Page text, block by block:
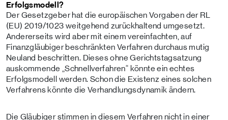
Erfolgsmodell?
Der Gesetzgeber hat die europäischen Vorgaben der RL
(EU) 2019/1023 weitgehend zurückhaltend umgesetzt.
Andererseits wird aber mit einem vereinfachten, auf
Finanzgläubiger beschränkten Verfahren durchaus mutig
Neuland beschritten. Dieses ohne Gerichtstagsatzung
auskommende „Schnellverfahren“ könnte ein echtes
Erfolgsmodell werden. Schon die Existenz eines solchen
Verfahrens könnte die Verhandlungsdynamik ändern.
Die Gläubiger stimmen in diesem Verfahren nicht in einer